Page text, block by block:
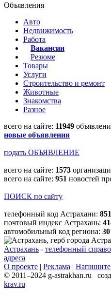
Объявления
Авто
Недвижимость
Работа
Вакансии
Резюме
Товары
Услуги
Строительство и ремонт
Животные
Знакомства
Разное
всего на сайте: 11949
новые объявления
подать ОБЪЯВЛЕНИЕ
всего на сайте: 1573
всего на сайте: 951 новостей
ПОИСК по сайту
телефонный код Астрахани:
почтовый индекс Астрахань:
автомобильный код региона: 30
Астрахань - телефонный
адреса
О проекте | Реклама | Напишите
© 2011–2024 g-astrakhan.ru
krav.ru